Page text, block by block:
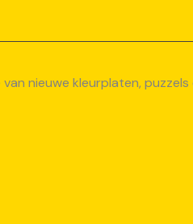
nieuwe kleurplaten,